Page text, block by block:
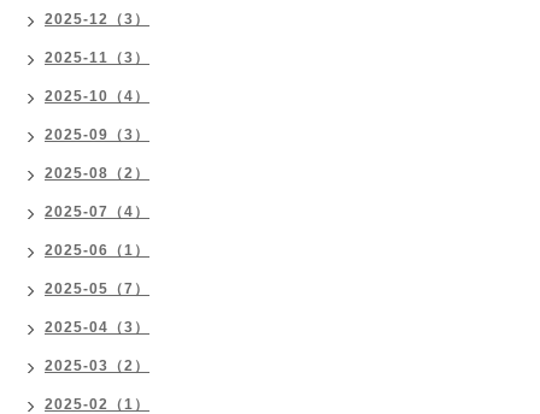
2025-12（3）
2025-11（3）
2025-10（4）
2025-09（3）
2025-08（2）
2025-07（4）
2025-06（1）
2025-05（7）
2025-04（3）
2025-03（2）
2025-02（1）